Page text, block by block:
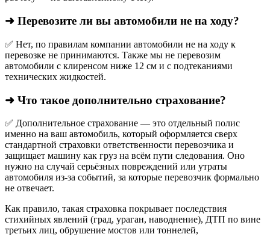
➜ Перевозите ли вы автомобили не на ходу?
✅ Нет, по правилам компании автомобили не на ходу к
перевозке не принимаются. Также мы не перевозим
автомобили с клиренсом ниже 12 см и с подтеканиями
технических жидкостей.
➜ Что такое дополнительно страхование?
✅ Дополнительное страхование — это отдельный полис
именно на ваш автомобиль, который оформляется сверх
стандартной страховки ответственности перевозчика и
защищает машину как груз на всём пути следования. Оно
нужно на случай серьёзных повреждений или утраты
автомобиля из‑за событий, за которые перевозчик формально
не отвечает.​
Как правило, такая страховка покрывает последствия
стихийных явлений (град, ураган, наводнение), ДТП по вине
третьих лиц, обрушение мостов или тоннелей,